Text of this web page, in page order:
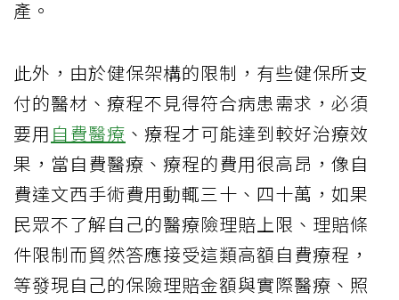
產。
此外，由於健保架構的限制，有些健保所支
付的醫材、療程不見得符合病患需求，必須
要用 自費醫療 、療程才可能達到較好治療效
果，當自費醫療、療程的費用很高昂，像自
費達文西手術費用動輒三十、四十萬，如果
民眾不了解自己的醫療險理賠上限、理賠條
件限制而貿然答應接受這類高額自費療程，
等發現自己的保險理賠金額與實際醫療、照